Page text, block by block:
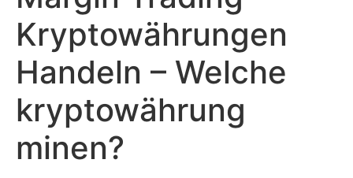
Kryptowährungen
Handeln – Welche
kryptowährung
minen?